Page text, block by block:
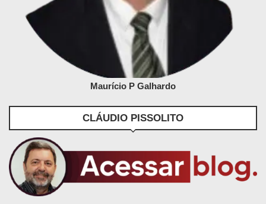
Maurício P Galhardo
CLÁUDIO PISSOLITO